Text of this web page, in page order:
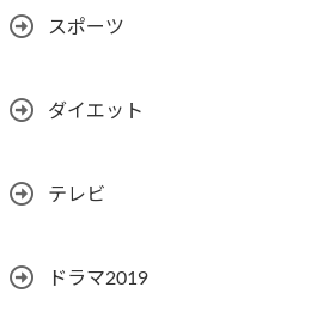
スポーツ
ダイエット
テレビ
ドラマ2019